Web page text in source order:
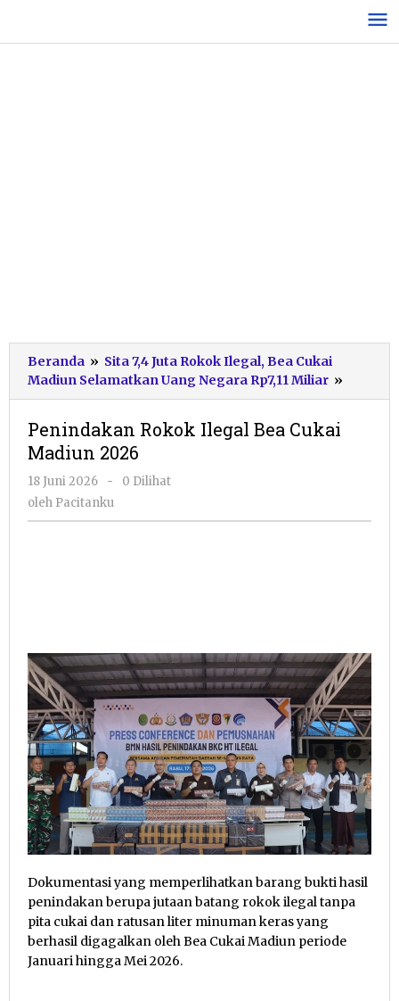
konten
Beranda » Sita 7,4 Juta Rokok Ilegal, Bea Cukai
Madiun Selamatkan Uang Negara Rp7,11 Miliar »
Rokok
Penindakan Rokok Ilegal Bea Cukai
Madiun 2026
18 Juni 2026
oleh
Pacitanku
-
0 Dilihat
oleh Pacitanku
Dokumentasi yang memperlihatkan barang bukti hasil
penindakan berupa jutaan batang rokok ilegal tanpa
pita cukai dan ratusan liter minuman keras yang
berhasil digagalkan oleh Bea Cukai Madiun periode
Januari hingga Mei 2026.